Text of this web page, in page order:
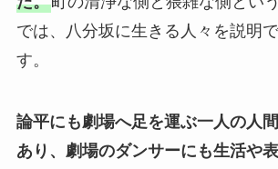
では、八分坂に生きる人々を説明
す。
論平にも劇場へ足を運ぶ一人の人
あり、劇場のダンサーにも生活や